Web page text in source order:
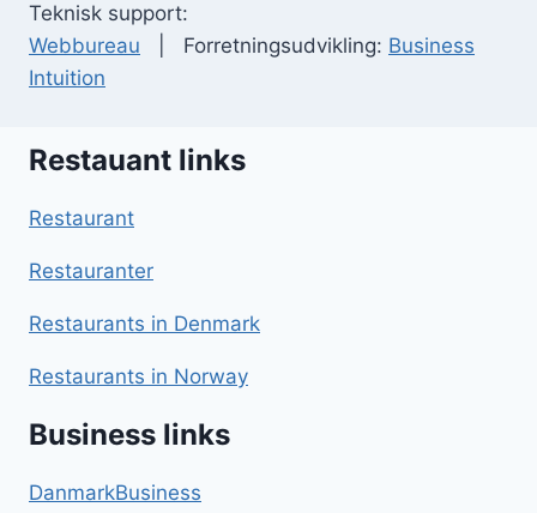
Teknisk support:
Webbureau | Forretningsudvikling: Business
Intuition
Restauant links
Restaurant
Restauranter
Restaurants in Denmark
Restaurants in Norway
Business links
DanmarkBusiness